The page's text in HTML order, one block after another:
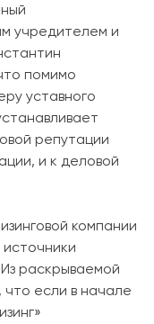
учредителем и
помимо
уставного
репутации
и к деловой
компании
раскрываемой
что если в начале